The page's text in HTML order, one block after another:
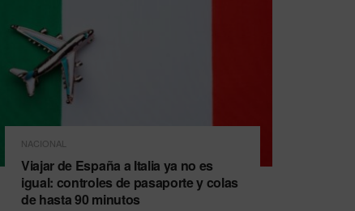
NACIONAL
Viajar de España a Italia ya no es
igual: controles de pasaporte y colas
de hasta 90 minutos